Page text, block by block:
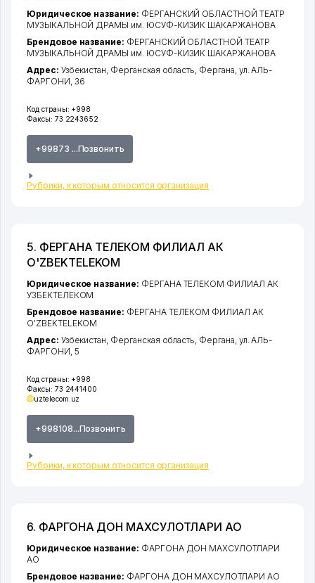
Код страны: +998
Факсы: 73 2243652
+99873 ...Позвонить
Рубрики, к которым относится организация
Юридическое название: ФЕРГАНСКИЙ ОБЛАСТНОЙ ТЕАТР
МУЗЫКАЛЬНОЙ ДРАМЫ им. ЮСУФ-КИЗИК ШАКАРЖАНОВА
Брендовое название: ФЕРГАНСКИЙ ОБЛАСТНОЙ ТЕАТР
МУЗЫКАЛЬНОЙ ДРАМЫ им. ЮСУФ-КИЗИК ШАКАРЖАНОВА
Адрес: Узбекистан, Ферганская область Фергана ул. АЛЬ-
ФАРГОНИ , 36
5. ФЕРГАНА ТЕЛЕКОМ ФИЛИАЛ АК
O'ZBEKTELEKOM
Код страны: +998
Факсы: 73 2441400
uztelecom.uz
+998108...Позвонить
Рубрики, к которым относится организация
Юридическое название: ФЕРГАНА ТЕЛЕКОМ ФИЛИАЛ АК
УЗБЕКТЕЛЕКОМ
Брендовое название: ФЕРГАНА ТЕЛЕКОМ ФИЛИАЛ АК
O'ZBEKTELEKOM
Адрес: Узбекистан, Ферганская область Фергана ул. АЛЬ-
ФАРГОНИ , 5
6. ФАРГОНА ДОН МАХСУЛОТЛАРИ АО
Юридическое название: ФАРГОНА ДОН МАХСУЛОТЛАРИ
АО
Брендовое название: ФАРГОНА ДОН МАХСУЛОТЛАРИ АО